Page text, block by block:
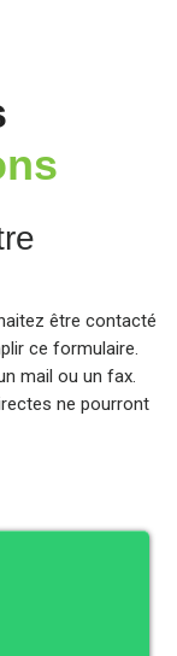
être contacté
ce formulaire.
mail ou un fax.
ne pourront